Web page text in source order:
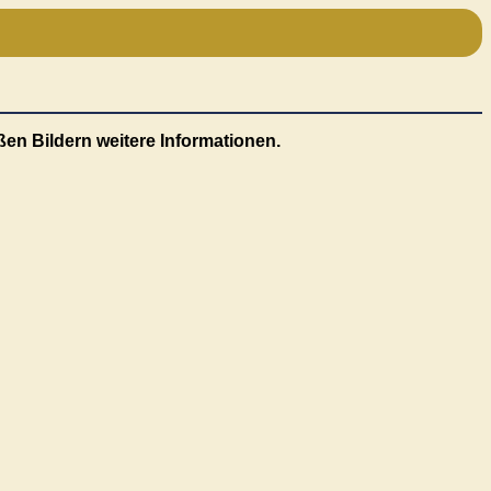
Bildern weitere Informationen.